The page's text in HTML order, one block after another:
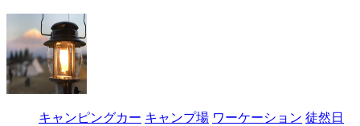
キャンピングカー キャンプ場 ワーケーション 徒然日